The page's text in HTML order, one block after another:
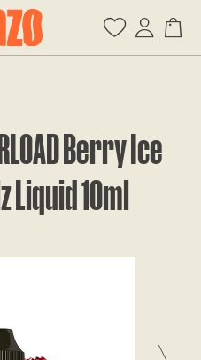
Berry Ice
Liquid 10ml